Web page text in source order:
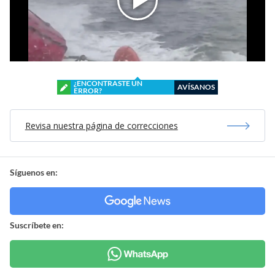
¿ENCONTRASTE UN
ERROR?
AVÍSANOS
Revisa nuestra página de correcciones
Síguenos en:
Suscríbete en: